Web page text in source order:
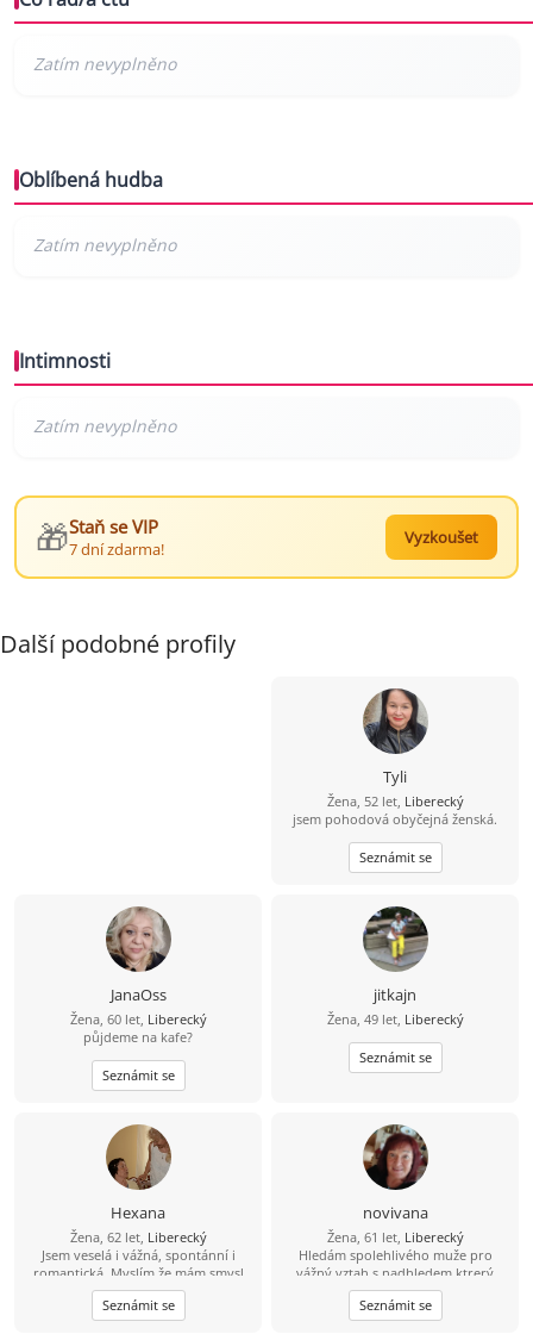
Oblíbená hudba
Intimnosti
🎁Staň se VIP
7 dní zdarma!
Vyzkoušet
Další podobné profily
Tyli
Žena, 52 let, Liberecký
jsem pohodová obyčejná ženská.
Seznámit se
JanaOss
Žena, 60 let, Liberecký
půjdeme na kafe?
Seznámit se
jitkajn
Žena, 49 let, Liberecký
Seznámit se
Hexana
Žena, 62 let, Liberecký
Jsem veselá i vážná, spontánní i
romantická. Myslím že mám smysl
pro humor i spravedlnost a líbí se
mi vše krásné. Ráda bych poznala
Muže - sympatického nekuřáka s
Seznámit se
novivana
Žena, 61 let, Liberecký
Hledám spolehlivého muže pro
vážný vztah s nadhledem,ktrerý
neřeší malichernosti,bere život
takový jaký je.Se smyslem pro
humor,vztahem k přírodě a vše co k
Seznámit se